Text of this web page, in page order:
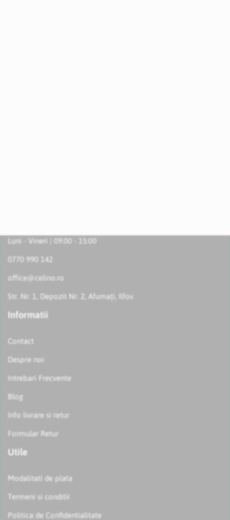
Luni - Vineri | 09:00 - 15:00
0770 990 142
office@celino.ro
Str. Nr. 1, Depozit Nr. 2, Afumați, Ilfov
Informatii
Contact
Despre noi
Intrebari Frecvente
Blog
Info livrare si retur
Formular Retur
Utile
Modalitati de plata
Termeni si conditii
Politica de Confidentialitate